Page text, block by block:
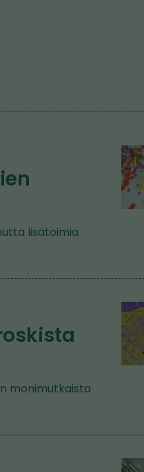
lisätoimia
monimutkaista